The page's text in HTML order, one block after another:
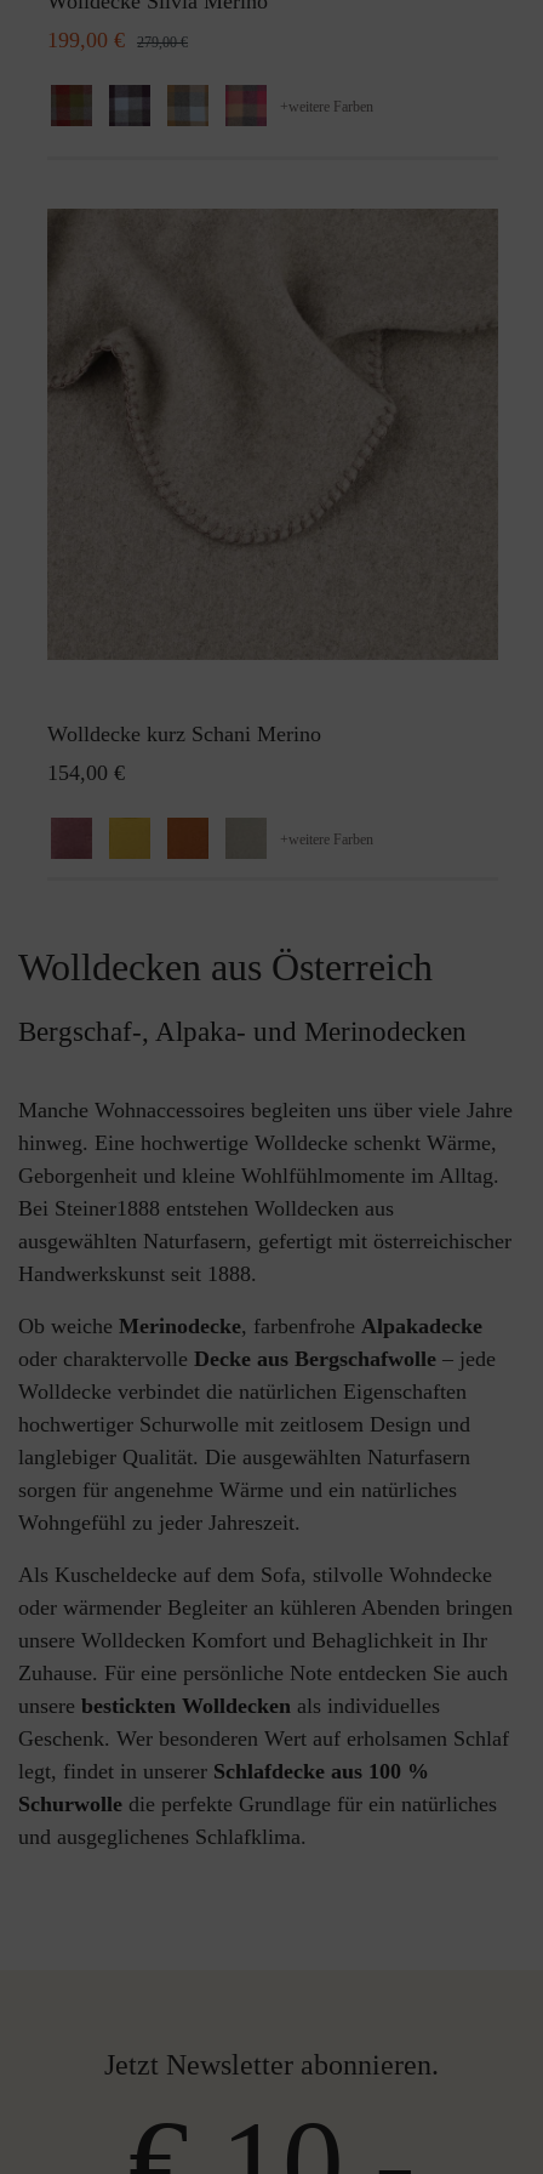
199,00 €
279,00 €
+weitere Farben
Wolldecke kurz Schani Merino
154,00 €
+weitere Farben
Wolldecken aus Österreich
Bergschaf-, Alpaka- und Merinodecken
Manche Wohnaccessoires begleiten uns über viele Jahre
hinweg. Eine hochwertige Wolldecke schenkt Wärme,
Geborgenheit und kleine Wohlfühlmomente im Alltag.
Bei Steiner1888 entstehen Wolldecken aus
ausgewählten Naturfasern, gefertigt mit österreichischer
Handwerkskunst seit 1888.
Ob weiche Merinodecke, farbenfrohe Alpakadecke
oder charaktervolle Decke aus Bergschafwolle – jede
Wolldecke verbindet die natürlichen Eigenschaften
hochwertiger Schurwolle mit zeitlosem Design und
langlebiger Qualität. Die ausgewählten Naturfasern
sorgen für angenehme Wärme und ein natürliches
Wohngefühl zu jeder Jahreszeit.
Als Kuscheldecke auf dem Sofa, stilvolle Wohndecke
oder wärmender Begleiter an kühleren Abenden bringen
unsere Wolldecken Komfort und Behaglichkeit in Ihr
Zuhause. Für eine persönliche Note entdecken Sie auch
unsere bestickten Wolldecken als individuelles
Geschenk. Wer besonderen Wert auf erholsamen Schlaf
legt, findet in unserer Schlafdecke aus 100 %
Schurwolle die perfekte Grundlage für ein natürliches
und ausgeglichenes Schlafklima.
Jetzt Newsletter abonnieren.